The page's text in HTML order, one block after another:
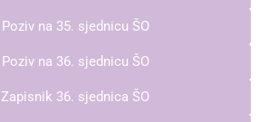
Poziv na 35. sjednicu ŠO
Poziv na 36. sjednicu ŠO
Zapisnik 36. sjednica ŠO